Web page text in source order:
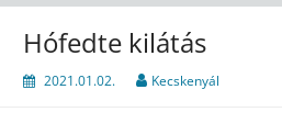
Hófedte kilátás
2021.01.02. Kecskenyál